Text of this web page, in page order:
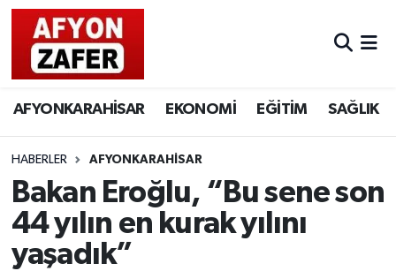
AFYONKARAHİSAR EKONOMİ EĞİTİM SAĞLIK
HABERLER AFYONKARAHİSAR
Bakan Eroğlu, “Bu sene son
44 yılın en kurak yılını
yaşadık”